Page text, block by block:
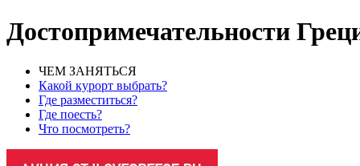
Достопримечательности
ЧЕМ ЗАНЯТЬСЯ
Какой курорт выбрать?
Где разместиться?
Где поесть?
Что посмотреть?